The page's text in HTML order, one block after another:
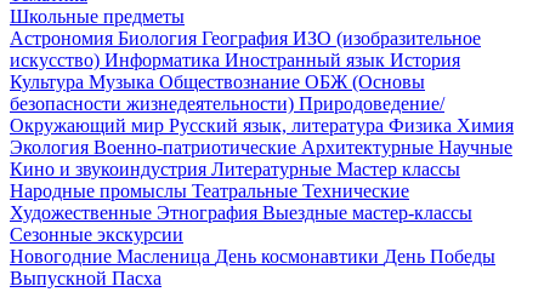
Школьные предметы
Астрономия Биология География ИЗО (изобразительное
искусство) Информатика Иностранный язык История
Культура Музыка Обществознание ОБЖ (Основы
безопасности жизнедеятельности) Природоведение/
Окружающий мир Русский язык, литература Физика Химия
Экология Военно-патриотические Архитектурные Научные
Кино и звукоиндустрия Литературные Мастер классы
Народные промыслы Театральные Технические
Художественные Этнография Выездные мастер-классы
Сезонные экскурсии
Новогодние Масленица День космонавтики День Победы
Выпускной Пасха